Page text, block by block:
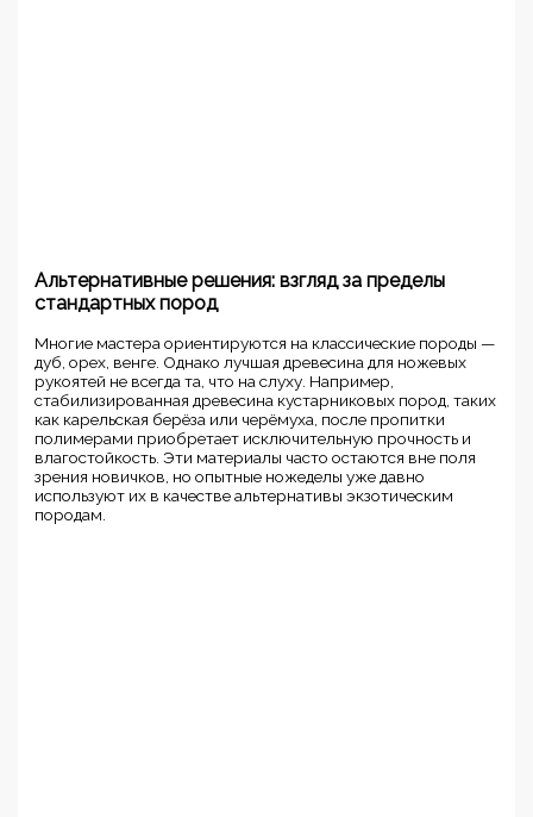
Альтернативные решения: взгляд за пределы
стандартных пород
Многие мастера ориентируются на классические породы —
дуб, орех, венге. Однако лучшая древесина для ножевых
рукоятей не всегда та, что на слуху. Например,
стабилизированная древесина кустарниковых пород, таких
как карельская берёза или черёмуха, после пропитки
полимерами приобретает исключительную прочность и
влагостойкость. Эти материалы часто остаются вне поля
зрения новичков, но опытные ножеделы уже давно
используют их в качестве альтернативы экзотическим
породам.